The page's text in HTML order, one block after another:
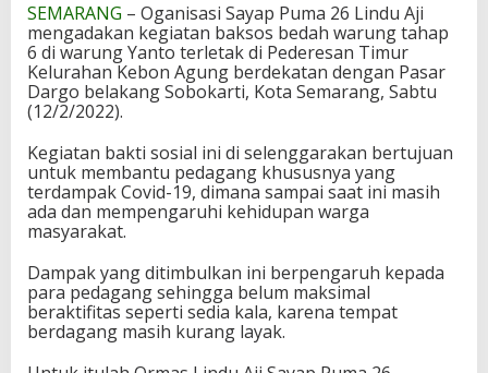
SEMARANG – Oganisasi Sayap Puma 26 Lindu Aji
mengadakan kegiatan baksos bedah warung tahap
6 di warung Yanto terletak di Pederesan Timur
Kelurahan Kebon Agung berdekatan dengan Pasar
Dargo belakang Sobokarti, Kota Semarang, Sabtu
(12/2/2022).
Kegiatan bakti sosial ini di selenggarakan bertujuan
untuk membantu pedagang khususnya yang
terdampak Covid-19, dimana sampai saat ini masih
ada dan mempengaruhi kehidupan warga
masyarakat.
Dampak yang ditimbulkan ini berpengaruh kepada
para pedagang sehingga belum maksimal
beraktifitas seperti sedia kala, karena tempat
berdagang masih kurang layak.